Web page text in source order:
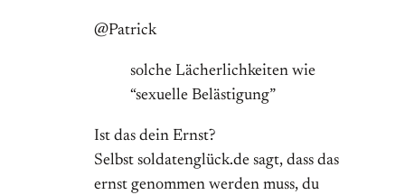
@Patrick
solche Lächerlichkeiten wie
“sexuelle Belästigung”
Ist das dein Ernst?
Selbst soldatenglück.de sagt, dass das
ernst genommen werden muss, du